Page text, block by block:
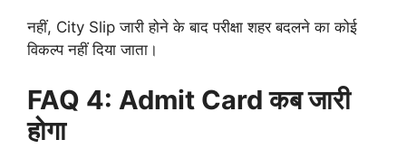
नहीं, City Slip जारी होने के बाद परीक्षा शहर बदलने का कोई
विकल्प नहीं दिया जाता।
FAQ 4: Admit Card कब जारी
होगा